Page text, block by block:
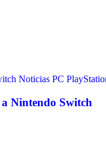
Noticias PC
Nintendo Switch